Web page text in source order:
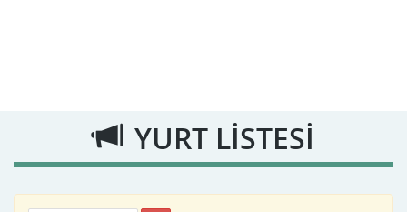
YURT LİSTESİ